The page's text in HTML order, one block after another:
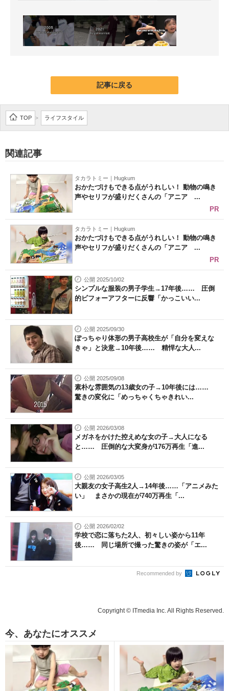
記事に戻る
TOP > ライフスタイル
関連記事
タカラトミー｜Hugkum
おかたづけもできる点がうれしい！ 動物の鳴き
声やセリフが盛りだくさんの「アニア ...
PR
タカラトミー｜Hugkum
おかたづけもできる点がうれしい！ 動物の鳴き
声やセリフが盛りだくさんの「アニア ...
PR
公開 2025/10/02
シンプルな服装の男子学生→17年後…… 圧倒
的ビフォーアフターに反響「かっこいい...
公開 2025/09/30
ぽっちゃり体形の男子高校生が「自分を変えな
きゃ」と決意→10年後…… 精悍な大人...
公開 2025/09/08
素朴な雰囲気の13歳女の子→10年後には……
驚きの変化に「めっちゃくちゃきれい...
公開 2026/03/08
メガネをかけた控えめな女の子→大人になる
と…… 圧倒的な大変身が176万再生「進...
公開 2026/03/05
大親友の女子高生2人→14年後……「アニメみた
い」 まさかの現在が740万再生「...
公開 2026/02/02
学校で恋に落ちた2人、初々しい姿から11年
後…… 同じ場所で撮った驚きの姿が「エ...
Recommended by
Copyright © ITmedia Inc. All Rights Reserved.
今、あなたにオススメ